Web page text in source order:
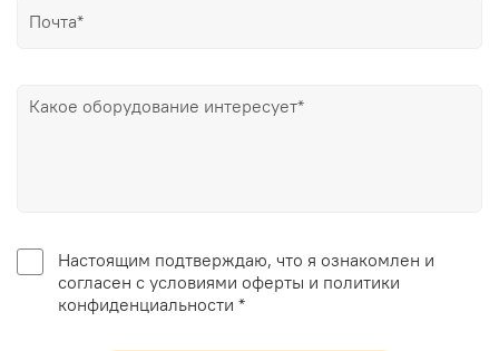
Настоящим подтверждаю, что я ознакомлен и
согласен с условиями оферты и политики
конфиденциальности *